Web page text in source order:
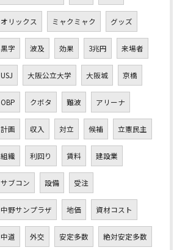
オリックス ミャクミャク グッズ
黒字 波及 効果 3兆円 来場者
USJ 大阪公立大学 大阪城 京橋
OBP クボタ 難波 アリーナ
計画 収入 対立 候補 立憲民主
組織 利回り 賃料 建設業
サブコン 設備 受注
中野サンプラザ 地価 資材コスト
中道 外交 安定多数 絶対安定多数